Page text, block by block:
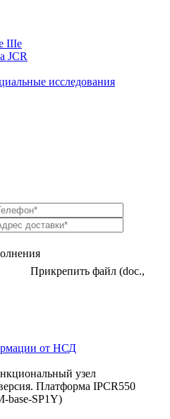
IIIe
JCR
исследования
Прикрепить файл (doc.,
от НСД
узел
Платформа IPCR550
base-SP1Y)